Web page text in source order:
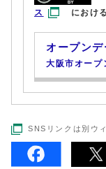
ス
におけ
オープン
大阪市オープ
SNSリンクは別ウ